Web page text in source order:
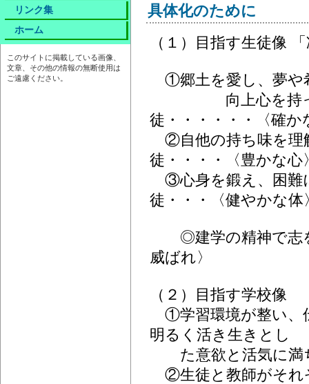
リンク集
ホーム
このサイトに掲載している画像、
文章、その他の情報の無断使用は
ご遠慮ください。
具体化のために
（１）目指す生徒像
①郷土を愛し、夢や
向上心を持って
徒・・・・・・〈確か
②自他の持ち味を理
徒・・・・〈豊かな心
③心身を鍛え、困難
徒・・・〈健やかな
◎建学の精神で志を
威ばれ〉
（２）目指す学校像
①学習環境が整い、
明るく活き生きとし
た意欲と活気に満
②生徒と教師がそれ